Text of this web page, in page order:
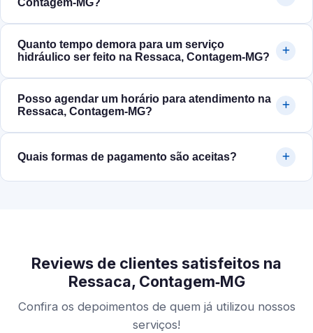
Contagem‑MG?
Quanto tempo demora para um serviço
hidráulico ser feito na Ressaca, Contagem‑MG?
Posso agendar um horário para atendimento na
Ressaca, Contagem‑MG?
Quais formas de pagamento são aceitas?
Reviews de clientes satisfeitos na
Ressaca, Contagem‑MG
Confira os depoimentos de quem já utilizou nossos
serviços!